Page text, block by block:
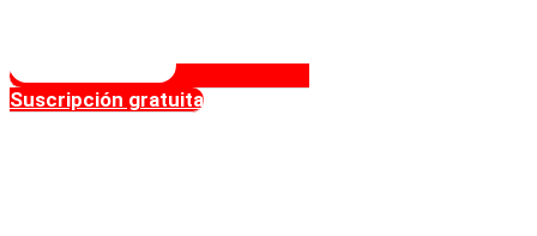
Suscripción gratuita